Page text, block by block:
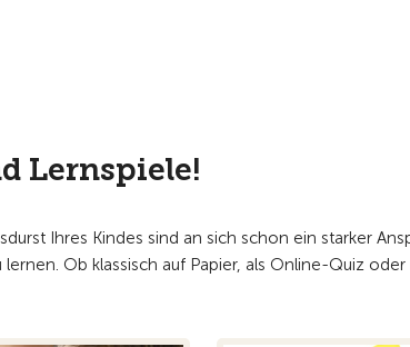
Lernspiele!
Ihres Kindes sind an sich schon ein starker
Ob klassisch auf Papier, als Online-Quiz